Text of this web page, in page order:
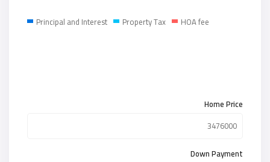
Principal and Interest Property Tax HOA fee
Home Price
Down Payment